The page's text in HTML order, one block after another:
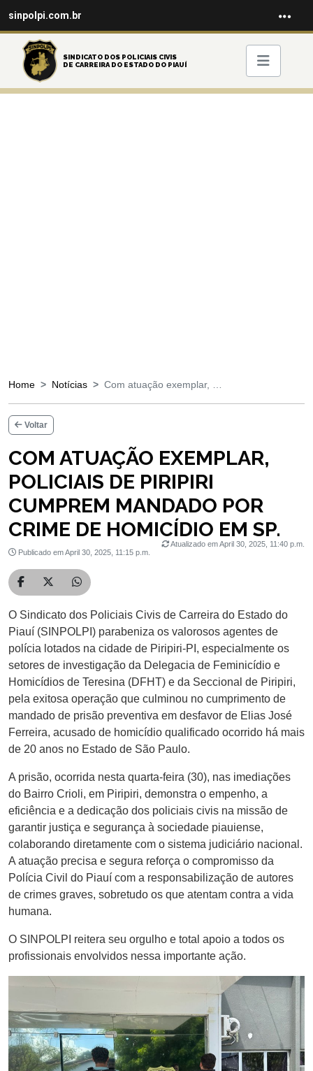
sinpolpi.com.br
SINDICATO DOS POLICIAIS CIVIS
DE CARREIRA DO ESTADO DO PIAUÍ
Home Notícias Com atuação exemplar, …
Voltar
COM ATUAÇÃO EXEMPLAR,
POLICIAIS DE PIRIPIRI
CUMPREM MANDADO POR
CRIME DE HOMICÍDIO EM SP.
Publicado em April 30, 2025, 11:15 p.m.
Atualizado em April 30, 2025, 11:40 p.m.
Compartilhar no Facebook
Compartilhar no Twitter
Compartilhar no WhatsApp
O Sindicato dos Policiais Civis de Carreira do Estado do
Piauí (SINPOLPI) parabeniza os valorosos agentes de
polícia lotados na cidade de Piripiri-PI, especialmente os
setores de investigação da Delegacia de Feminicídio e
Homicídios de Teresina (DFHT) e da Seccional de Piripiri,
pela exitosa operação que culminou no cumprimento de
mandado de prisão preventiva em desfavor de Elias José
Ferreira, acusado de homicídio qualificado ocorrido há mais
de 20 anos no Estado de São Paulo.
A prisão, ocorrida nesta quarta-feira (30), nas imediações
do Bairro Crioli, em Piripiri, demonstra o empenho, a
eficiência e a dedicação dos policiais civis na missão de
garantir justiça e segurança à sociedade piauiense,
colaborando diretamente com o sistema judiciário nacional.
A atuação precisa e segura reforça o compromisso da
Polícia Civil do Piauí com a responsabilização de autores
de crimes graves, sobretudo os que atentam contra a vida
humana.
O SINPOLPI reitera seu orgulho e total apoio a todos os
profissionais envolvidos nessa importante ação.